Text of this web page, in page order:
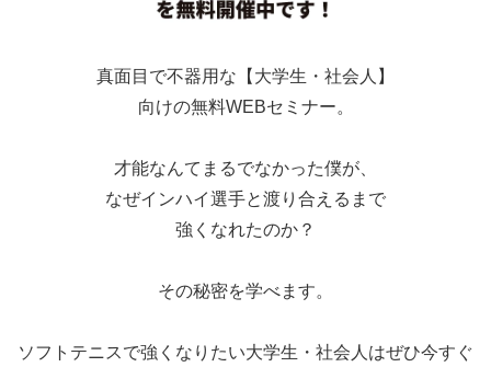
真面目で不器用な【大学生・社会人】
向けの無料WEBセミナー。
才能なんてまるでなかった僕が、
なぜインハイ選手と渡り合えるまで
強くなれたのか？
その秘密を学べます。
ソフトテニスで強くなりたい大学生・社会人はぜひ今すぐ